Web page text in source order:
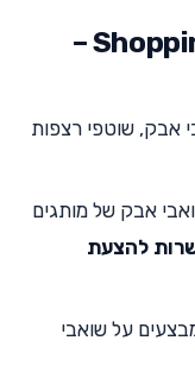
שופינג איי אל 2021 – Shopping IL –
אבק, שוטפי רצפות
אבק של מותגים
להצעת
על שואבי